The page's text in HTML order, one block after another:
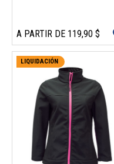
A PARTIR DE 119,90 $
LIQUIDACIÓN